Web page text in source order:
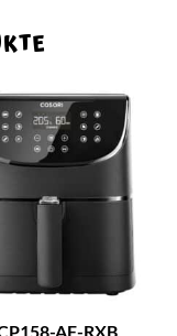
AF-RXB